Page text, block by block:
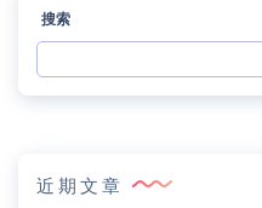
搜索
近期文章